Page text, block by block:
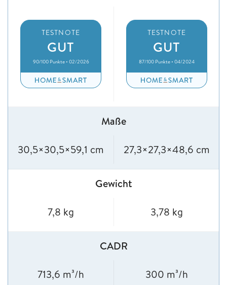
TESTNOTE
GUT
90/100 Punkte • 02/2026
TESTNOTE
GUT
87/100 Punkte • 04/2024
Maße
30,5×30,5×59,1 cm 27,3×27,3×48,6 cm
Gewicht
7,8 kg 3,78 kg
CADR
713,6 m³/h 300 m³/h